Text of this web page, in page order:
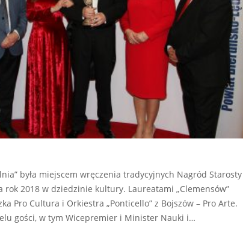
była miejscem wręczenia tradycyjnych Nagród Starosty
rok 2018 w dziedzinie kultury. Laureatami „Clemensów”
Pro Cultura i Orkiestra „Ponticello” z Bojszów – Pro Arte.
gości, w tym Wicepremier i Minister Nauki i…